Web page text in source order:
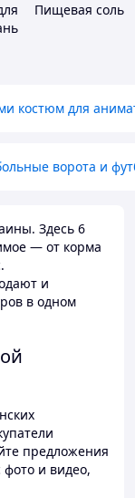
Пищевая соль
костюм для
ворота и
Здесь 6
— от корма
и
в одном
предложения
и видео,